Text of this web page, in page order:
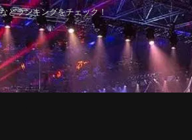
どランキングをチェック！